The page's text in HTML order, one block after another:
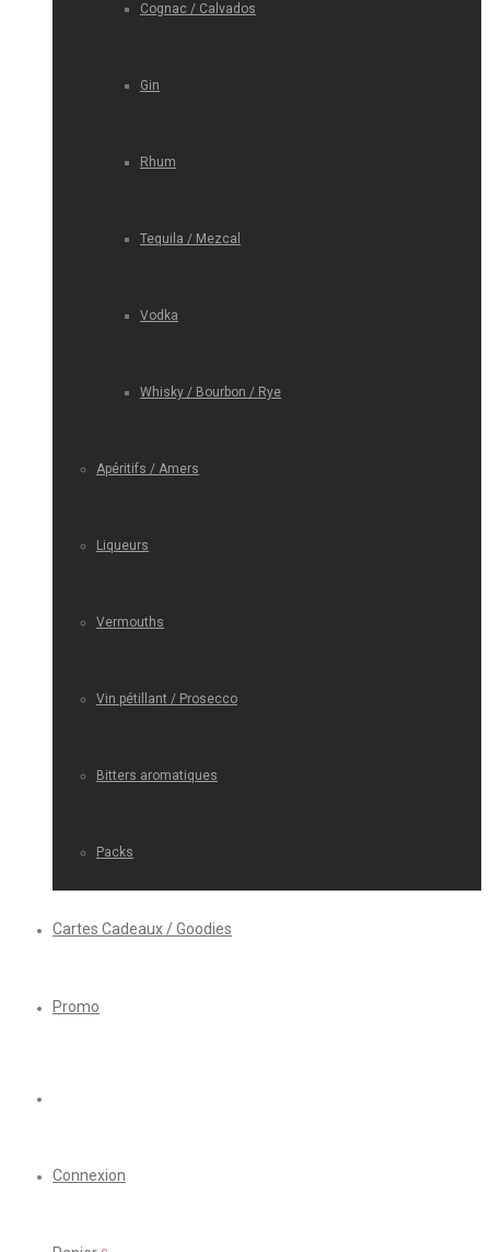
Cognac / Calvados
Gin
Rhum
Tequila / Mezcal
Vodka
Whisky / Bourbon / Rye
Apéritifs / Amers
Liqueurs
Vermouths
Vin pétillant / Prosecco
Bitters aromatiques
Packs
Cartes Cadeaux / Goodies
Promo
Connexion